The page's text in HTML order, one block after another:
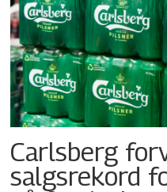
Carlsberg
salgsrekord